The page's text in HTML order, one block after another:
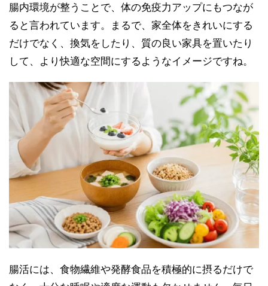
腸内環境が整うことで、体の免疫力アップにもつなが
ると言われています。まるで、家全体をきれいにする
だけでなく、換気をしたり、質の良い家具を置いたり
して、より快適な空間にするようなイメージですね。
腸活には、食物繊維や発酵食品を積極的に摂るだけで